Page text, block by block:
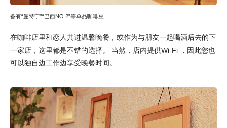
备有“曼特宁”“巴西NO.2”等单品咖啡豆
在咖啡店里和恋人共进温馨晚餐，或作为与朋友一起喝酒后去的下
一家店，这里都是不错的选择。 当然，店内提供Wi-Fi ，因此您也
可以独自边工作边享受晚餐时间。